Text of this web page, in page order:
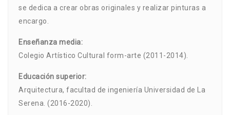
se dedica a crear obras originales y realizar pinturas a
encargo.
Enseñanza media:
Colegio Artístico Cultural form-arte (2011-2014).
Educación superior:
Arquitectura, facultad de ingeniería Universidad de La
Serena. (2016-2020).